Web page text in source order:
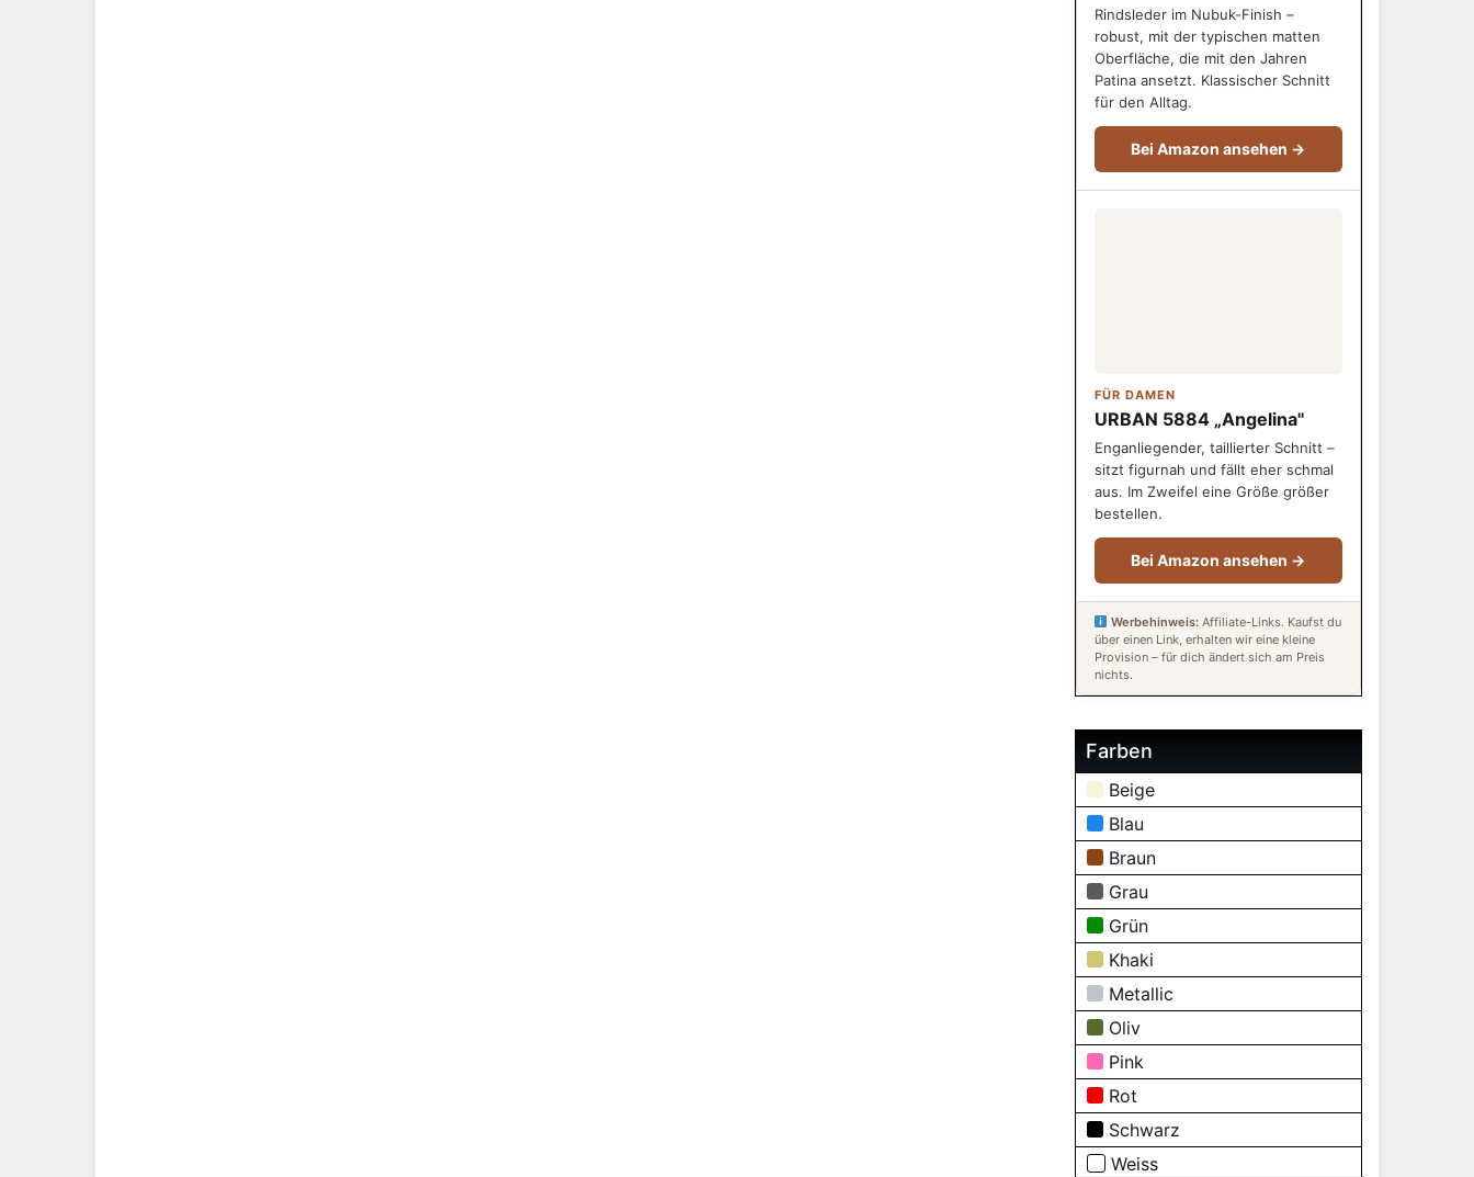
Rindsleder im Nubuk-Finish –
robust, mit der typischen matten
Oberfläche, die mit den Jahren
Patina ansetzt. Klassischer Schnitt
für den Alltag.
Bei Amazon ansehen →
FÜR DAMEN
URBAN 5884 „Angelina"
Enganliegender, taillierter Schnitt –
sitzt figurnah und fällt eher schmal
aus. Im Zweifel eine Größe größer
bestellen.
Bei Amazon ansehen →
Werbehinweis: Affiliate-Links. Kaufst du
über einen Link, erhalten wir eine kleine
Provision – für dich ändert sich am Preis
nichts.
Farben
Beige
Blau
Braun
Grau
Grün
Khaki
Metallic
Oliv
Pink
Rot
Schwarz
Weiss